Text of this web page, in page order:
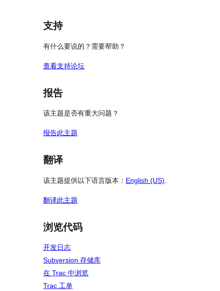
支持
有什么要说的？需要帮助？
查看支持论坛
报告
该主题是否有重大问题？
报告此主题
翻译
该主题提供以下语言版本： English (US)
翻译此主题
浏览代码
开发日志
Subversion 存储库
在 Trac 中浏览
Trac 工单